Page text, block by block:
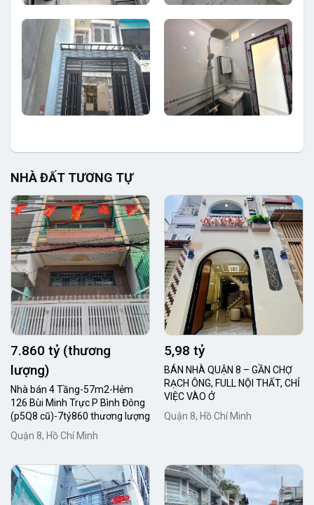
NHÀ ĐẤT TƯƠNG TỰ
7.860 tỷ (thương
lượng)
Nhà bán 4 Tầng-57m2-Hẻm
126 Bùi Minh Trực P Bình Đông
(p5Q8 cũ)-7tỷ860 thương lượng
Quận 8, Hồ Chí Minh
5,98 tỷ
BÁN NHÀ QUẬN 8 – GẦN CHỢ
RẠCH ÔNG, FULL NỘI THẤT, CHỈ
VIỆC VÀO Ở
Quận 8, Hồ Chí Minh